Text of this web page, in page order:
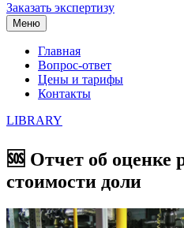
Заказать экспертизу
Меню
Главная
Вопрос-ответ
Цены и тарифы
Контакты
LIBRARY
🆘 Отчет об оценке
стоимости доли